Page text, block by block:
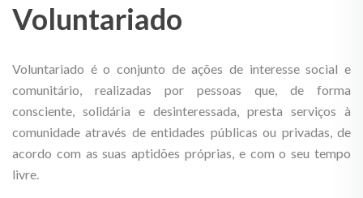
Voluntariado
Voluntariado é o conjunto de ações de interesse social e
comunitário, realizadas por pessoas que, de forma
consciente, solidária e desinteressada, presta serviços à
comunidade através de entidades públicas ou privadas, de
acordo com as suas aptidões próprias, e com o seu tempo
livre.